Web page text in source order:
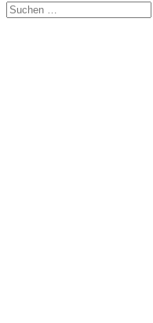
Suchen
nach: